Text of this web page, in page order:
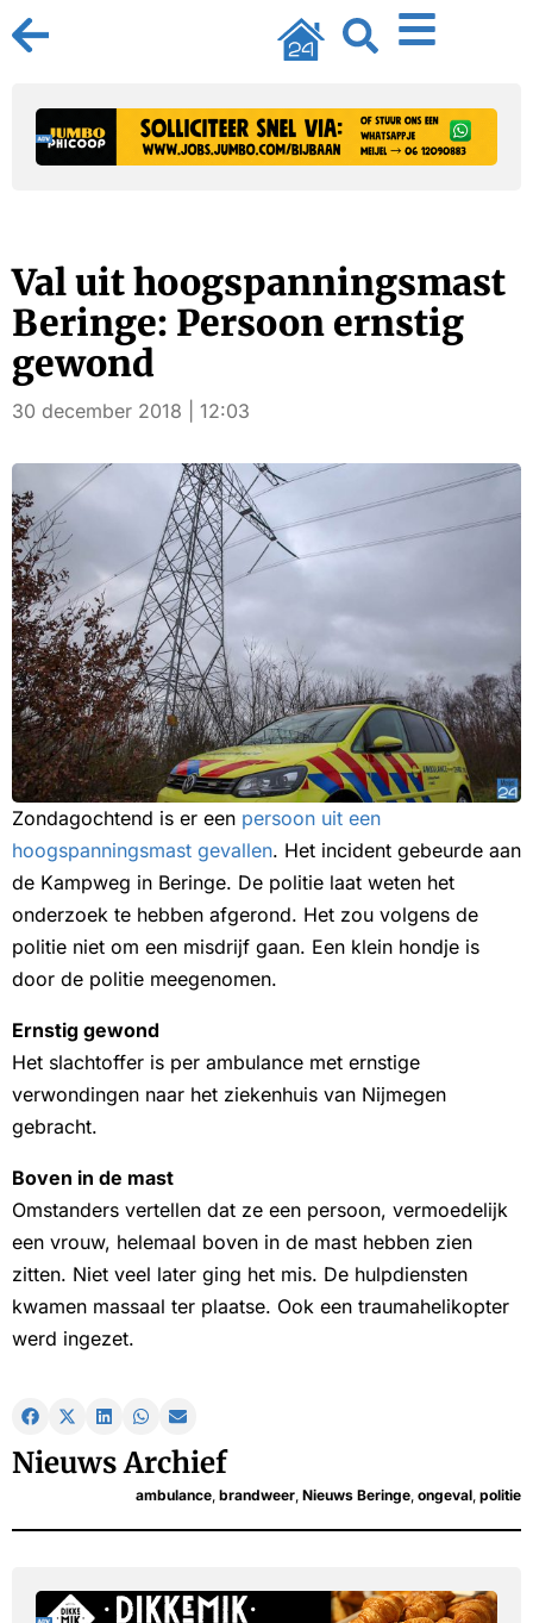
Val uit hoogspanningsmast
Beringe: Persoon ernstig
gewond
30 december 2018 | 12:03
Zondagochtend is er een persoon uit een
hoogspanningsmast gevallen. Het incident gebeurde aan
de Kampweg in Beringe. De politie laat weten het
onderzoek te hebben afgerond. Het zou volgens de
politie niet om een misdrijf gaan. Een klein hondje is
door de politie meegenomen.
Ernstig gewond
Het slachtoffer is per ambulance met ernstige
verwondingen naar het ziekenhuis van Nijmegen
gebracht.
Boven in de mast
Omstanders vertellen dat ze een persoon, vermoedelijk
een vrouw, helemaal boven in de mast hebben zien
zitten. Niet veel later ging het mis. De hulpdiensten
kwamen massaal ter plaatse. Ook een traumahelikopter
werd ingezet.
Nieuws Archief
ambulance, brandweer, Nieuws Beringe, ongeval, politie